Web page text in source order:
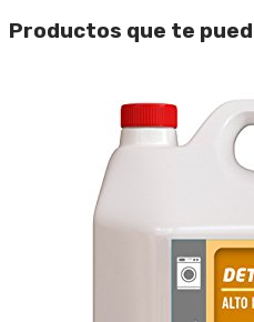
Productos que te